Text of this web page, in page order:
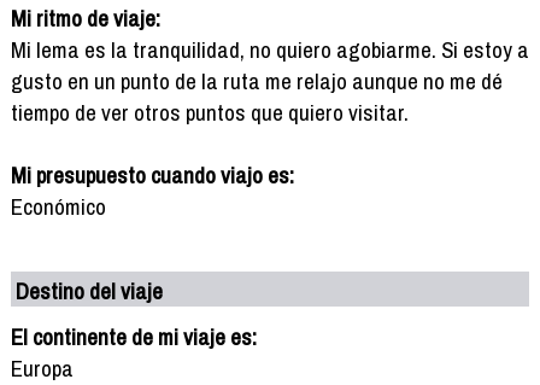
Mi ritmo de viaje:
Mi lema es la tranquilidad, no quiero agobiarme. Si estoy a
gusto en un punto de la ruta me relajo aunque no me dé
tiempo de ver otros puntos que quiero visitar.
Mi presupuesto cuando viajo es:
Económico
Destino del viaje
El continente de mi viaje es:
Europa